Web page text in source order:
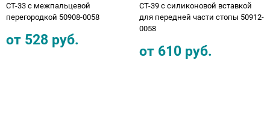
СТ-33 с межпальцевой
перегородкой 50908-0058
от 528 руб.
СТ-39 с силиконовой вставкой
для передней части стопы 50912-
0058
от 610 руб.